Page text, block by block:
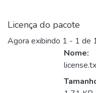
Licença do pacote
Agora exibindo 1 - 1 de
Nome: